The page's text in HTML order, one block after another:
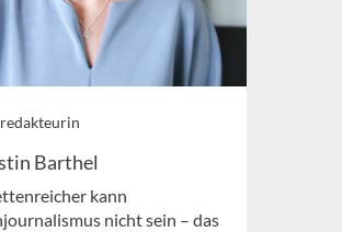
Barthel
kann
nicht sein – das